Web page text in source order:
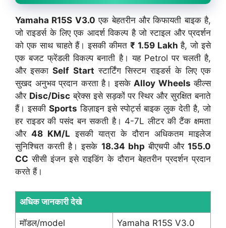
Yamaha R15S V3.0 एक बेहतरीन और किफायती बाइक है,
जो राइडर्स के लिए एक आदर्श विकल्प है जो स्टाइल और प्रदर्शन
को एक साथ चाहते हैं। इसकी कीमत ₹ 1.59 Lakh है, जो इसे
एक बजट फ्रेंडली विकल्प बनाती है। यह Petrol पर चलती है,
और इसकाSelf Start स्टार्टिंग सिस्टम राइडर्स के लिए एक
सुखद अनुभव प्रदान करता है। इसके Alloy Wheels व्हील्स
और Disc/Discब्रेक्स इसे सड़कों पर स्थिर और सुरक्षित बनाते
हैं। इसकी Sports डिज़ाइन इसे स्पोर्ट्स बाइक लुक देती है, जो
हर राइडर की पसंद बन सकती है। 4-7L लीटर की टैंक क्षमता
और 48 KM/L इसकी यात्रा के दौरान अधिकतम माइलेज
सुनिश्चित करती है। इसके 18.34 bhp बीएचपी और 155.0
CC सीसी इंजन इसे राइडिंग के दौरान बेहतरीन प्रदर्शन प्रदान
करते हैं।
अधिक जानकारी देखे
मॉडल/model Yamaha R15S V3.0